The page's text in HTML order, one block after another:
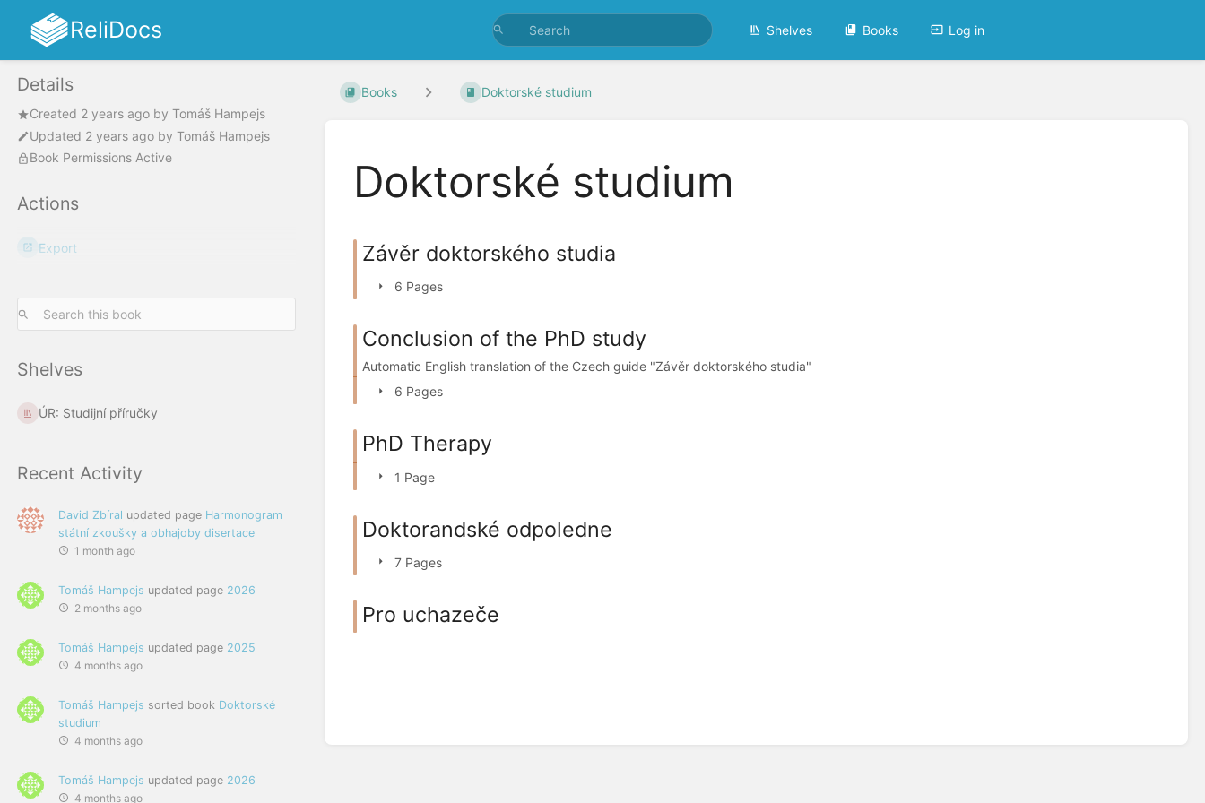
ReliDocs Shelves Books Log in
Details
Created 2 years ago by Tomáš Hampejs
Updated 2 years ago by Tomáš Hampejs
Book Permissions Active
Actions
Export
Shelves
ÚR: Studijní příručky
Recent Activity
David Zbíral updated page Harmonogram
státní zkoušky a obhajoby disertace
1 month ago
Tomáš Hampejs updated page 2026
2 months ago
Tomáš Hampejs updated page 2025
4 months ago
Tomáš Hampejs sorted book Doktorské
studium
4 months ago
Tomáš Hampejs updated page 2026
4 months ago
Books Doktorské studium
Doktorské studium
Závěr doktorského studia
6 Pages
Conclusion of the PhD study
Automatic English translation of the Czech guide "Závěr doktorského studia"
6 Pages
PhD Therapy
1 Page
Doktorandské odpoledne
7 Pages
Pro uchazeče